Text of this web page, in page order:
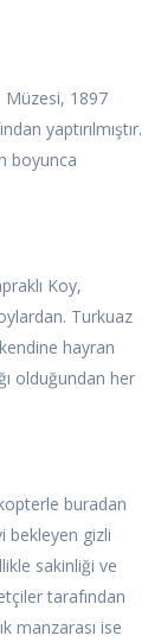
Müzesi, 1897
yaptırılmıştır.
boyunca
Koy,
Turkuaz
hayran
olduğundan her
buradan
bekleyen gizli
sakinliği ve
tarafından
manzarası ise